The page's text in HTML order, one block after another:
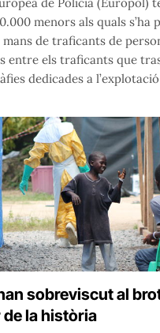
de Policia (Europol)
menors als quals
de traficants de
entre els traficants que
dedicades a
sobreviscut al
la història